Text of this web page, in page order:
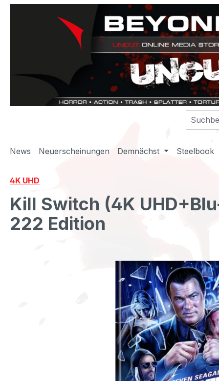
Zur Hauptnavigation springen
News Neuerscheinungen Demnächst Steelbook
4K UHD
Kill Switch (4K
222 Edition